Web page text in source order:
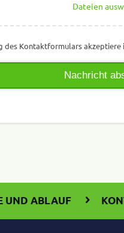
Dateien
des Kontakt­for­mu­lars akzep­tiere
UND ABLAUF